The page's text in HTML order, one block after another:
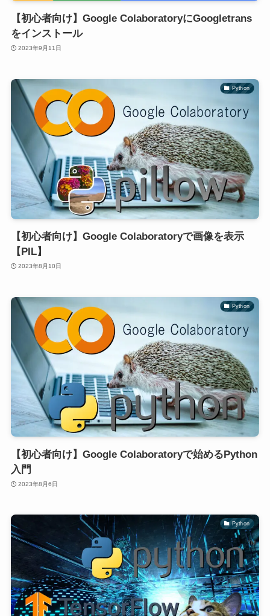
【初心者向け】Google ColaboratoryにGoogletrans
をインストール
2023年9月11日
Python
【初心者向け】Google Colaboratoryで画像を表示
【PIL】
2023年8月10日
Python
【初心者向け】Google Colaboratoryで始めるPython
入門
2023年8月6日
Python